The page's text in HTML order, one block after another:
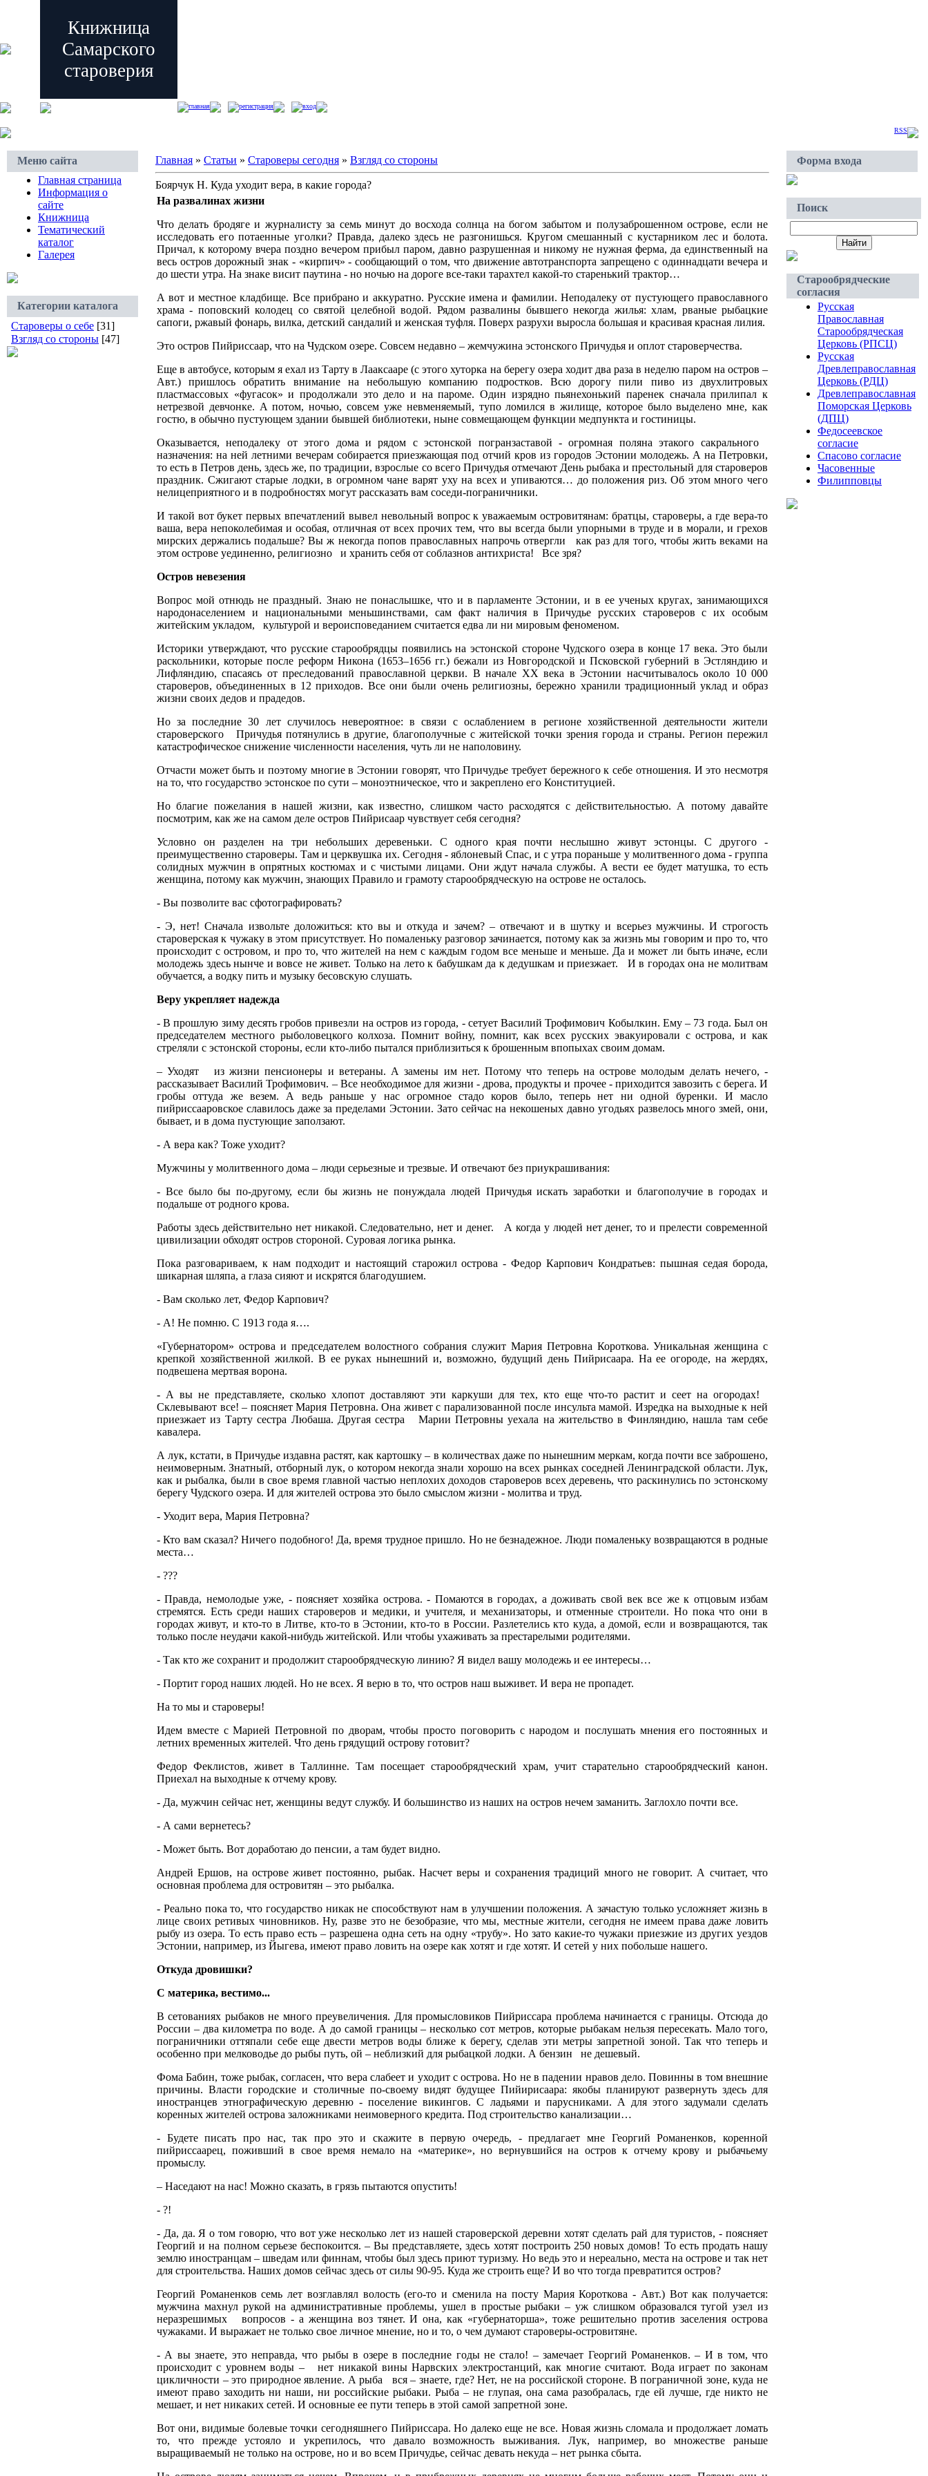
Книжница
Самарского
староверия
главная регистрация вход
RSS
Меню сайта
Главная страница
Информация о
сайте
Книжница
Тематический
каталог
Галерея
Категории каталога
Староверы о себе [31]
Взгляд со стороны [47]
Главная » Статьи » Староверы сегодня » Взгляд со стороны
Боярчук Н. Куда уходит вера, в какие города?
На развалинах жизни
Что делать бродяге и журналисту за семь минут до восхода солнца на богом забытом и полузаброшенном острове, если не
исследовать его потаенные уголки? Правда, далеко здесь не разгонишься. Кругом смешанный с кустарником лес и болота.
Причал, к которому вчера поздно вечером прибыл паром, давно разрушенная и никому не нужная ферма, да единственный на
весь остров дорожный знак - «кирпич» - сообщающий о том, что движение автотранспорта запрещено с одиннадцати вечера и
до шести утра. На знаке висит паутина - но ночью на дороге все-таки тарахтел какой-то старенький трактор…
А вот и местное кладбище. Все прибрано и аккуратно. Русские имена и фамилии. Неподалеку от пустующего православного
храма - поповский колодец со святой целебной водой. Рядом развалины бывшего некогда жилья: хлам, рваные рыбацкие
сапоги, ржавый фонарь, вилка, детский сандалий и женская туфля. Поверх разрухи выросла большая и красивая красная лилия.
Это остров Пийриссаар, что на Чудском озере. Совсем недавно – жемчужина эстонского Причудья и оплот староверчества.
Еще в автобусе, которым я ехал из Тарту в Лааксааре (с этого хуторка на берегу озера ходит два раза в неделю паром на остров –
Авт.) пришлось обратить внимание на небольшую компанию подростков. Всю дорогу пили пиво из двухлитровых
пластмассовых «фугасок» и продолжали это дело и на пароме. Один изрядно пьянехонький паренек сначала прилипал к
нетрезвой девчонке. А потом, ночью, совсем уже невменяемый, тупо ломился в жилище, которое было выделено мне, как
гостю, в обычно пустующем здании бывшей библиотеки, ныне совмещающем функции медпункта и гостиницы.
Оказывается, неподалеку от этого дома и рядом с эстонской погранзаставой - огромная поляна этакого сакрального
назначения: на ней летними вечерам собирается приезжающая под отчий кров из городов Эстонии молодежь. А на Петровки,
то есть в Петров день, здесь же, по традиции, взрослые со всего Причудья отмечают День рыбака и престольный для староверов
праздник. Сжигают старые лодки, в огромном чане варят уху на всех и упиваются… до положения риз. Об этом много чего
нелицеприятного и в подробностях могут рассказать вам соседи-пограничники.
И такой вот букет первых впечатлений вывел невольный вопрос к уважаемым островитянам: братцы, староверы, а где вера-то
ваша, вера непоколебимая и особая, отличная от всех прочих тем, что вы всегда были упорными в труде и в морали, и грехов
мирских держались подальше? Вы ж некогда попов православных напрочь отвергли
как раз для того, чтобы жить веками на
этом острове уединенно, религиозно
и хранить себя от соблазнов антихриста!
Все зря?
Остров невезения
Вопрос мой отнюдь не праздный. Знаю не понаслышке, что и в парламенте Эстонии, и в ее ученых кругах, занимающихся
народонаселением и национальными меньшинствами, сам факт наличия в Причудье русских староверов с их особым
житейским укладом,
культурой и вероисповеданием считается едва ли ни мировым феноменом.
Историки утверждают, что русские старообрядцы появились на эстонской стороне Чудского озера в конце 17 века. Это были
раскольники, которые после реформ Никона (1653–1656 гг.) бежали из Новгородской и Псковской губерний в Эстляндию и
Лифляндию, спасаясь от преследований православной церкви. В начале XX века в Эстонии насчитывалось около 10 000
староверов, объединенных в 12 приходов. Все они были очень религиозны, бережно хранили традиционный уклад и образ
жизни своих дедов и прадедов.
Но за последние 30 лет случилось невероятное: в связи с ослаблением в регионе хозяйственной деятельности жители
староверского
Причудья потянулись в другие, благополучные с житейской точки зрения города и страны. Регион пережил
катастрофическое снижение численности населения, чуть ли не наполовину.
Отчасти может быть и поэтому многие в Эстонии говорят, что Причудье требует бережного к себе отношения. И это несмотря
на то, что государство эстонское по сути – моноэтническое, что и закреплено его Конституцией.
Но благие пожелания в нашей жизни, как известно, слишком часто расходятся с действительностью. А потому давайте
посмотрим, как же на самом деле остров Пийрисаар чувствует себя сегодня?
Условно он разделен на три небольших деревеньки. С одного края почти неслышно живут эстонцы. С другого -
преимущественно староверы. Там и церквушка их. Сегодня - яблоневый Спас, и с утра пораньше у молитвенного дома - группа
солидных мужчин в опрятных костюмах и с чистыми лицами. Они ждут начала службы. А вести ее будет матушка, то есть
женщина, потому как мужчин, знающих Правило и грамоту старообрядческую на острове не осталось.
- Вы позволите вас сфотографировать?
- Э, нет! Сначала извольте доложиться: кто вы и откуда и зачем? – отвечают и в шутку и всерьез мужчины. И строгость
староверская к чужаку в этом присутствует. Но помаленьку разговор зачинается, потому как за жизнь мы говорим и про то, что
происходит с островом, и про то, что жителей на нем с каждым годом все меньше и меньше. Да и может ли быть иначе, если
молодежь здесь нынче и вовсе не живет. Только на лето к бабушкам да к дедушкам и приезжает.
И в городах она не молитвам
обучается, а водку пить и музыку бесовскую слушать.
Веру укрепляет надежда
- В прошлую зиму десять гробов привезли на остров из города, - сетует Василий Трофимович Кобылкин. Ему – 73 года. Был он
председателем местного рыболовецкого колхоза. Помнит войну, помнит, как всех русских эвакуировали с острова, и как
стреляли с эстонской стороны, если кто-либо пытался приблизиться к брошенным впопыхах своим домам.
– Уходят
из жизни пенсионеры и ветераны. А замены им нет. Потому что теперь на острове молодым делать нечего, -
рассказывает Василий Трофимович. – Все необходимое для жизни - дрова, продукты и прочее - приходится завозить с берега. И
гробы оттуда же везем. А ведь раньше у нас огромное стадо коров было, теперь нет ни одной буренки. И масло
пийриссааровское славилось даже за пределами Эстонии. Зато сейчас на некошеных давно угодьях развелось много змей, они,
бывает, и в дома пустующие заползают.
- А вера как? Тоже уходит?
Мужчины у молитвенного дома – люди серьезные и трезвые. И отвечают без приукрашивания:
- Все было бы по-другому, если бы жизнь не понуждала людей Причудья искать заработки и благополучие в городах и
подальше от родного крова.
Работы здесь действительно нет никакой. Следовательно, нет и денег.
А когда у людей нет денег, то и прелести современной
цивилизации обходят остров стороной. Суровая логика рынка.
Пока разговариваем, к нам подходит и настоящий старожил острова - Федор Карпович Кондратьев: пышная седая борода,
шикарная шляпа, а глаза сияют и искрятся благодушием.
- Вам сколько лет, Федор Карпович?
- А! Не помню. С 1913 года я….
«Губернатором» острова и председателем волостного собрания служит Мария Петровна Короткова. Уникальная женщина с
крепкой хозяйственной жилкой. В ее руках нынешний и, возможно, будущий день Пийрисаара. На ее огороде, на жердях,
подвешена мертвая ворона.
- А вы не представляете, сколько хлопот доставляют эти каркуши для тех, кто еще что-то растит и сеет на огородах!
Склевывают все! – поясняет Мария Петровна. Она живет с парализованной после инсульта мамой. Изредка на выходные к ней
приезжает из Тарту сестра Любаша. Другая сестра
Марии Петровны уехала на жительство в Финляндию, нашла там себе
кавалера.
А лук, кстати, в Причудье издавна растят, как картошку – в количествах даже по нынешним меркам, когда почти все заброшено,
неимоверным. Знатный, отборный лук, о котором некогда знали хорошо на всех рынках соседней Ленинградской области. Лук,
как и рыбалка, были в свое время главной частью неплохих доходов староверов всех деревень, что раскинулись по эстонскому
берегу Чудского озера. И для жителей острова это было смыслом жизни - молитва и труд.
- Уходит вера, Мария Петровна?
- Кто вам сказал? Ничего подобного! Да, время трудное пришло. Но не безнадежное. Люди помаленьку возвращаются в родные
места…
- ???
- Правда, немолодые уже, - поясняет хозяйка острова. - Помаются в городах, а доживать свой век все же к отцовым избам
стремятся. Есть среди наших староверов и медики, и учителя, и механизаторы, и отменные строители. Но пока что они в
городах живут, и кто-то в Литве, кто-то в Эстонии, кто-то в России. Разлетелись кто куда, а домой, если и возвращаются, так
только после неудачи какой-нибудь житейской. Или чтобы ухаживать за престарелыми родителями.
- Так кто же сохранит и продолжит старообрядческую линию? Я видел вашу молодежь и ее интересы…
- Портит город наших людей. Но не всех. Я верю в то, что остров наш выживет. И вера не пропадет.
На то мы и староверы!
Идем вместе с Марией Петровной по дворам, чтобы просто поговорить с народом и послушать мнения его постоянных и
летних временных жителей. Что день грядущий острову готовит?
Федор Феклистов, живет в Таллинне. Там посещает старообрядческий храм, учит старательно старообрядческий канон.
Приехал на выходные к отчему крову.
- Да, мужчин сейчас нет, женщины ведут службу. И большинство из наших на остров нечем заманить. Заглохло почти все.
- А сами вернетесь?
- Может быть. Вот доработаю до пенсии, а там будет видно.
Андрей Ершов, на острове живет постоянно, рыбак. Насчет веры и сохранения традиций много не говорит. А считает, что
основная проблема для островитян – это рыбалка.
- Реально пока то, что государство никак не способствуют нам в улучшении положения. А зачастую только усложняет жизнь в
лице своих ретивых чиновников. Ну, разве это не безобразие, что мы, местные жители, сегодня не имеем права даже ловить
рыбу из озера. То есть право есть – разрешена одна сеть на одну «трубу». Но зато какие-то чужаки приезжие из других уездов
Эстонии, например, из Йыгева, имеют право ловить на озере как хотят и где хотят. И сетей у них побольше нашего.
Откуда дровишки?
С материка, вестимо...
В сетованиях рыбаков не много преувеличения. Для промысловиков Пийриссара проблема начинается с границы. Отсюда до
России – два километра по воде. А до самой границы – несколько сот метров, которые рыбакам нельзя пересекать. Мало того,
пограничники оттяпали себе еще двести метров воды ближе к берегу, сделав эти метры запретной зоной. Так что теперь и
особенно при мелководье до рыбы путь, ой – неблизкий для рыбацкой лодки. А бензин
не дешевый.
Фома Бабин, тоже рыбак, согласен, что вера слабеет и уходит с острова. Но не в падении нравов дело. Повинны в том внешние
причины. Власти городские и столичные по-своему видят будущее Пийирисаара: якобы планируют развернуть здесь для
иностранцев этнографическую деревню - поселение викингов. С ладьями и парусниками. А для этого задумали сделать
коренных жителей острова заложниками неимоверного кредита. Под строительство канализации…
- Будете писать про нас, так про это и скажите в первую очередь, - предлагает мне Георгий Романенков, коренной
пийриссаарец, поживший в свое время немало на «материке», но вернувшийся на остров к отчему крову и рыбачьему
промыслу.
– Наседают на нас! Можно сказать, в грязь пытаются опустить!
- ?!
- Да, да. Я о том говорю, что вот уже несколько лет из нашей староверской деревни хотят сделать рай для туристов, - поясняет
Георгий и на полном серьезе беспокоится. – Вы представляете, здесь хотят построить 250 новых домов! То есть продать нашу
землю иностранцам – шведам или финнам, чтобы был здесь приют туризму. Но ведь это и нереально, места на острове и так нет
для строительства. Наших домов сейчас здесь от силы 90-95. Куда же строить еще? И во что тогда превратится остров?
Георгий Романенков семь лет возглавлял волость (его-то и сменила на посту Мария Короткова - Авт.) Вот как получается:
мужчина махнул рукой на административные проблемы, ушел в простые рыбаки – уж слишком образовался тугой узел из
неразрешимых
вопросов - а женщина воз тянет. И она, как «губернаторша», тоже решительно против заселения острова
чужаками. И выражает не только свое личное мнение, но и то, о чем думают староверы-островитяне.
- А вы знаете, это неправда, что рыбы в озере в последние годы не стало! – замечает Георгий Романенков. – И в том, что
происходит с уровнем воды –
нет никакой вины Нарвских электростанций, как многие считают. Вода играет по законам
цикличности – это природное явление. А рыба
вся – знаете, где? Нет, не на российской стороне. В пограничной зоне, куда не
имеют право заходить ни наши, ни российские рыбаки. Рыба – не глупая, она сама разобралась, где ей лучше, где никто не
мешает, и нет никаких сетей. И основные ее пути теперь в этой самой запретной зоне.
Вот они, видимые болевые точки сегодняшнего Пийриссара. Но далеко еще не все. Новая жизнь сломала и продолжает ломать
то, что прежде устояло и укрепилось, что давало возможность выживания. Лук, например, во множестве раньше
выращиваемый не только на острове, но и во всем Причудье, сейчас девать некуда – нет рынка сбыта.
Форма входа
Поиск
Старообрядческие
согласия
Русская
Православная
Старообрядческая
Церковь (РПСЦ)
Русская
Древлеправославная
Церковь (РДЦ)
Древлеправославная
Поморская Церковь
(ДПЦ)
Федосеевское
согласие
Спасово согласие
Часовенные
Филипповцы